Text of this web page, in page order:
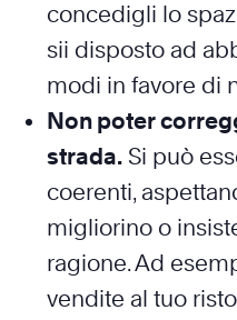
concedigli lo
sii disposto ad
modi in favore di
Non poter
strada. Si può
coerenti,
migliorino o
ragione. Ad
vendite al tuo